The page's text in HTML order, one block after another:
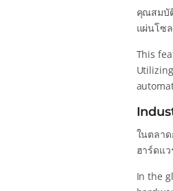
คุณสมบั
แผ่นโซ
This
ในตลา
ฮาร์ดแ
In the